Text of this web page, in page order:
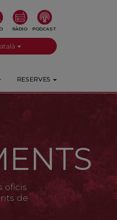
RÀDIO PODCAST
RESERVES
oficis
de